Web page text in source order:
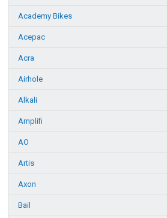
Academy Bikes
Acepac
Acra
Airhole
Alkali
Amplifi
AO
Artis
Axon
Bail